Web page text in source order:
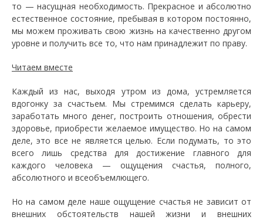
то — насущная необходимость. Прекрасное и абсолютно
естественное состояние, пребывая в котором постоянно,
мы можем проживать свою жизнь на качественно другом
уровне и получить все то, что нам принадлежит по праву.
Читаем вместе
Каждый из нас, выходя утром из дома, устремляется
вдогонку за счастьем. Мы стремимся сделать карьеру,
заработать много денег, построить отношения, обрести
здоровье, приобрести желаемое имущество. Но на самом
деле, это все не является целью. Если подумать, то это
всего лишь средства для достижение главного для
каждого человека — ощущения счастья, полного,
абсолютного и всеобъемлющего.
Но на самом деле наше ощущение счастья не зависит от
внешних обстоятельств нашей жизни и внешних